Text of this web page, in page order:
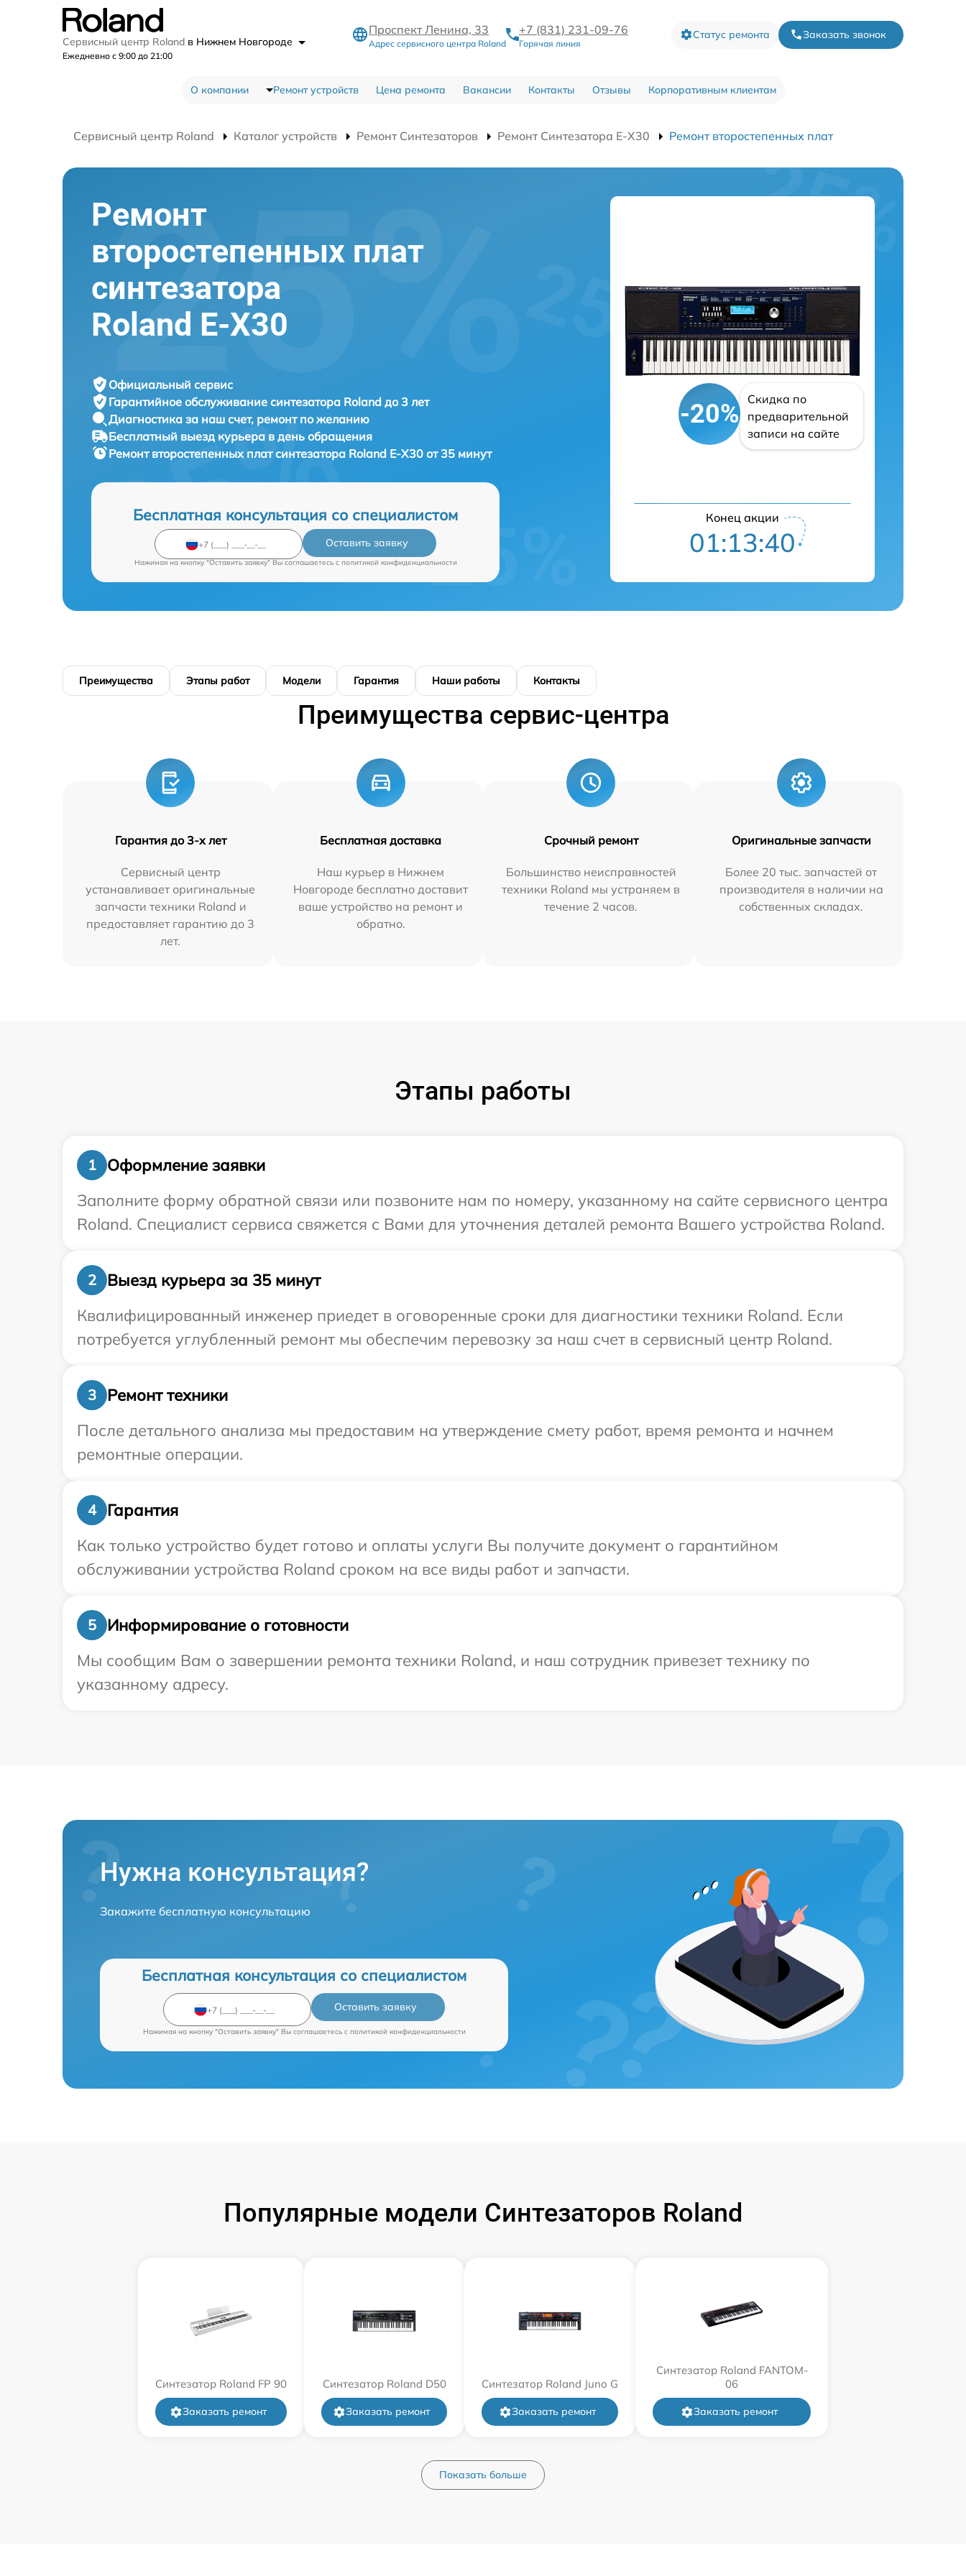
Сервисный центр Roland в Нижнем Новгороде
Ежедневно с 9:00 до 21:00
Проспект Ленина, 33
Адрес сервисного центра Roland
+7 (831) 231-09-76
Горячая линия
Статус ремонта Заказать звонок
О компании Ремонт устройств Цена ремонта Вакансии Контакты Отзывы Корпоративным клиентам
Сервисный центр Roland Каталог устройств Ремонт Синтезаторов Ремонт Синтезатора E-X30 Ремонт второстепенных плат
Ремонт
второстепенных плат
синтезатора
Roland E-X30
Официальный сервис
Гарантийное обслуживание синтезатора Roland до 3 лет
Диагностика за наш счет, ремонт по желанию
Бесплатный выезд курьера в день обращения
Ремонт второстепенных плат синтезатора Roland E-X30 от 35 минут
Бесплатная консультация со специалистом
Оставить заявку
Нажимая на кнопку "Оставить заявку" Вы соглашаетесь c политикой конфиденциальности
-20%
Скидка по
предварительной
записи на сайте
Конец акции
01:13:38
Преимущества Этапы работ Модели Гарантия Наши работы Контакты
Преимущества сервис-центра
Гарантия до 3-х лет
Сервисный центр
устанавливает оригинальные
запчасти техники Roland и
предоставляет гарантию до 3
лет.
Бесплатная доставка
Наш курьер в Нижнем
Новгороде бесплатно доставит
ваше устройство на ремонт и
обратно.
Срочный ремонт
Большинство неисправностей
техники Roland мы устраняем в
течение 2 часов.
Оригинальные запчасти
Более 20 тыс. запчастей от
производителя в наличии на
собственных складах.
Этапы работы
1
Оформление заявки
Заполните форму обратной связи или позвоните нам по номеру, указанному на сайте сервисного центра
Roland. Специалист сервиса свяжется с Вами для уточнения деталей ремонта Вашего устройства Roland.
2
Выезд курьера за 35 минут
Квалифицированный инженер приедет в оговоренные сроки для диагностики техники Roland. Если
потребуется углубленный ремонт мы обеспечим перевозку за наш счет в сервисный центр Roland.
3
Ремонт техники
После детального анализа мы предоставим на утверждение смету работ, время ремонта и начнем
ремонтные операции.
4
Гарантия
Как только устройство будет готово и оплаты услуги Вы получите документ о гарантийном
обслуживании устройства Roland сроком на все виды работ и запчасти.
5
Информирование о готовности
Мы сообщим Вам о завершении ремонта техники Roland, и наш сотрудник привезет технику по
указанному адресу.
Нужна консультация?
Закажите бесплатную консультацию
Бесплатная консультация со специалистом
Оставить заявку
Нажимая на кнопку "Оставить заявку" Вы соглашаетесь c политикой конфиденциальности
Популярные модели Синтезаторов Roland
Синтезатор Roland FP 90
Заказать ремонт
Синтезатор Roland D50
Заказать ремонт
Синтезатор Roland Juno G
Заказать ремонт
Синтезатор Roland FANTOM-
06
Заказать ремонт
Показать больше